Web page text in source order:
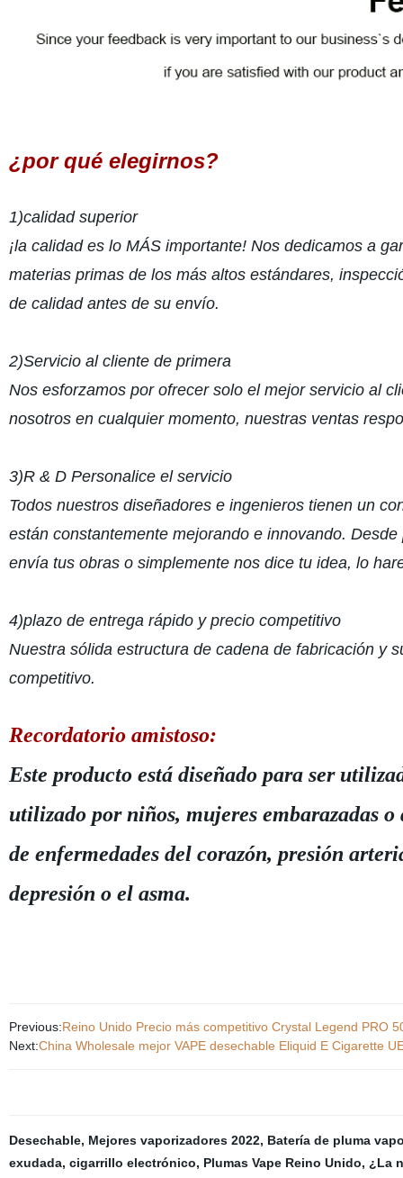
¿por qué elegirnos?
1)calidad superior
¡la calidad es lo MÁS importante! Nos dedicamos a
materias primas de los más altos estándares,
de calidad antes de su envío.
2)Servicio al cliente de primera
Nos esforzamos por ofrecer solo el mejor servicio al
nosotros en cualquier momento, nuestras ventas
3)R & D Personalice el servicio
Todos nuestros diseñadores e ingenieros tienen un
están constantemente mejorando e innovando.
envía tus obras o simplemente nos dice tu idea, lo
4)plazo de entrega rápido y precio competitivo
Nuestra sólida estructura de cadena de fabricación y
competitivo.
Recordatorio amistoso:
Este producto está diseñado para ser
utilizado por niños, mujeres embarazadas
de enfermedades del corazón, presión
depresión o el asma.
Previous:Reino Unido Precio más competitivo Crystal Legend PRO
Next:China Wholesale mejor VAPE desechable Eliquid E Cigarette
Desechable, Mejores vaporizadores 2022, Batería de pluma
exudada, cigarrillo electrónico, Plumas Vape Reino Unido, ¿La